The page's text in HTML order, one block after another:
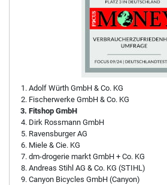
Adolf Würth GmbH & Co. KG
Fischerwerke GmbH & Co. KG
Fitshop GmbH
Dirk Rossmann GmbH
Ravensburger AG
Miele & Cie. KG
dm-drogerie markt GmbH + Co. KG
Andreas Stihl AG & Co. KG (STIHL)
Canyon Bicycles GmbH (Canyon)